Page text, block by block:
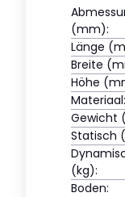
(mm):
Länge
Breite
Höhe
Materiaal:
Gewicht
Statisch
(kg):
Boden: